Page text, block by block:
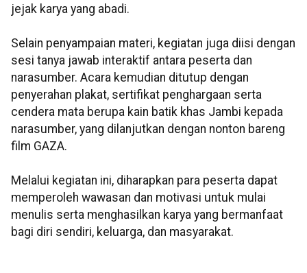
jejak karya yang abadi.
Selain penyampaian materi, kegiatan juga diisi dengan
sesi tanya jawab interaktif antara peserta dan
narasumber. Acara kemudian ditutup dengan
penyerahan plakat, sertifikat penghargaan serta
cendera mata berupa kain batik khas Jambi kepada
narasumber, yang dilanjutkan dengan nonton bareng
film GAZA.
Melalui kegiatan ini, diharapkan para peserta dapat
memperoleh wawasan dan motivasi untuk mulai
menulis serta menghasilkan karya yang bermanfaat
bagi diri sendiri, keluarga, dan masyarakat.